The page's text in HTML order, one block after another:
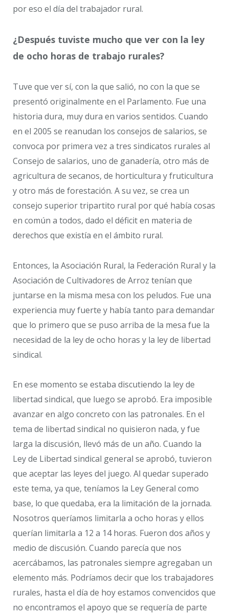
por eso el día del trabajador rural.
¿Después tuviste mucho que ver con la ley
de ocho horas de trabajo rurales?
Tuve que ver sí, con la que salió, no con la que se
presentó originalmente en el Parlamento. Fue una
historia dura, muy dura en varios sentidos. Cuando
en el 2005 se reanudan los consejos de salarios, se
convoca por primera vez a tres sindicatos rurales al
Consejo de salarios, uno de ganadería, otro más de
agricultura de secanos, de horticultura y fruticultura
y otro más de forestación. A su vez, se crea un
consejo superior tripartito rural por qué había cosas
en común a todos, dado el déficit en materia de
derechos que existía en el ámbito rural.
Entonces, la Asociación Rural, la Federación Rural y la
Asociación de Cultivadores de Arroz tenían que
juntarse en la misma mesa con los peludos. Fue una
experiencia muy fuerte y había tanto para demandar
que lo primero que se puso arriba de la mesa fue la
necesidad de la ley de ocho horas y la ley de libertad
sindical.
En ese momento se estaba discutiendo la ley de
libertad sindical, que luego se aprobó. Era imposible
avanzar en algo concreto con las patronales. En el
tema de libertad sindical no quisieron nada, y fue
larga la discusión, llevó más de un año. Cuando la
Ley de Libertad sindical general se aprobó, tuvieron
que aceptar las leyes del juego. Al quedar superado
este tema, ya que, teníamos la Ley General como
base, lo que quedaba, era la limitación de la jornada.
Nosotros queríamos limitarla a ocho horas y ellos
querían limitarla a 12 a 14 horas. Fueron dos años y
medio de discusión. Cuando parecía que nos
acercábamos, las patronales siempre agregaban un
elemento más. Podríamos decir que los trabajadores
rurales, hasta el día de hoy estamos convencidos que
no encontramos el apoyo que se requería de parte